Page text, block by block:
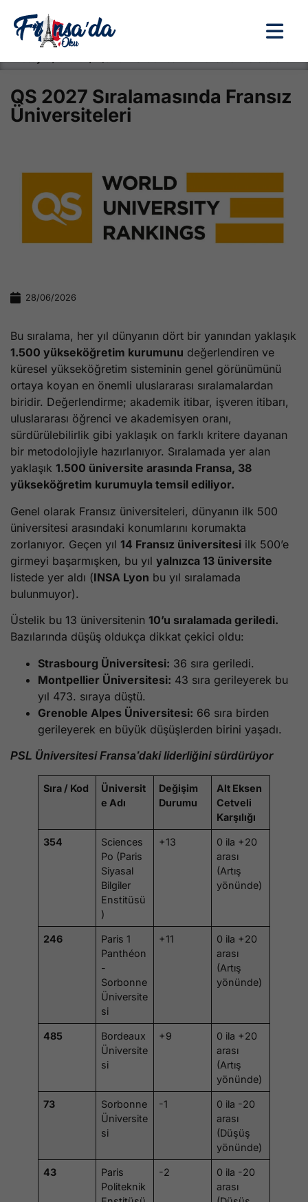
QS 2027 Sıralamasında Fransız
Üniversiteleri
28/06/2026
Bu sıralama, her yıl dünyanın dört bir yanından yaklaşık
1.500 yükseköğretim kurumunu değerlendiren ve
küresel yükseköğretim sisteminin genel görünümünü
ortaya koyan en önemli uluslararası sıralamalardan
biridir. Değerlendirme; akademik itibar, işveren itibarı,
uluslararası öğrenci ve akademisyen oranı,
sürdürülebilirlik gibi yaklaşık on farklı kritere dayanan
bir metodolojiyle hazırlanıyor. Sıralamada yer alan
yaklaşık 1.500 üniversite arasında Fransa, 38
yükseköğretim kurumuyla temsil ediliyor.
Genel olarak Fransız üniversiteleri, dünyanın ilk 500
üniversitesi arasındaki konumlarını korumakta
zorlanıyor. Geçen yıl 14 Fransız üniversitesi ilk 500’e
girmeyi başarmışken, bu yıl yalnızca 13 üniversite
listede yer aldı (INSA Lyon bu yıl sıralamada
bulunmuyor).
Üstelik bu 13 üniversitenin 10’u sıralamada geriledi.
Bazılarında düşüş oldukça dikkat çekici oldu:
Strasbourg Üniversitesi: 36 sıra geriledi.
Montpellier Üniversitesi: 43 sıra gerileyerek bu
yıl 473. sıraya düştü.
Grenoble Alpes Üniversitesi: 66 sıra birden
gerileyerek en büyük düşüşlerden birini yaşadı.
PSL Üniversitesi Fransa’daki liderliğini sürdürüyor
Sıra / Kod
Üniversit
e Adı
Değişim
Durumu
Alt Eksen
Cetveli
Karşılığı
354
Sciences
Po (Paris
Siyasal
Bilgiler
Enstitüsü
)
+13
0 ila +20
arası
(Artış
yönünde)
246
Paris 1
Panthéon
-
Sorbonne
Üniversite
si
+11
0 ila +20
arası
(Artış
yönünde)
485
Bordeaux
Üniversite
si
+9
0 ila +20
arası
(Artış
yönünde)
73
Sorbonne
Üniversite
si
-1
0 ila -20
arası
(Düşüş
yönünde)
43
Paris
Politeknik
-2
0 ila -20
arası